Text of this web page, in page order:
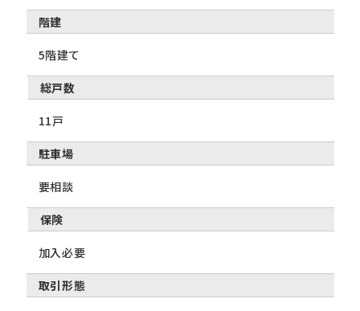
階建
5階建て
総戸数
11戸
駐車場
要相談
保険
加入必要
取引形態